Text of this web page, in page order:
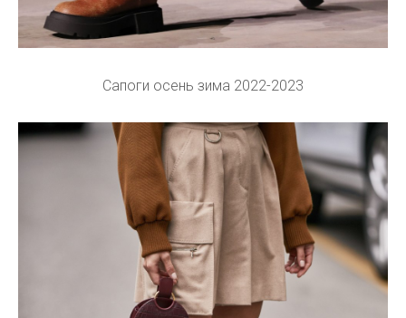
Сапоги осень зима 2022-2023